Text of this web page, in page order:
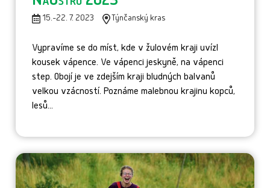
15.-22. 7. 2023 Týnčanský kras
Vypravíme se do míst, kde v žulovém kraji uvízl
kousek vápence. Ve vápenci jeskyně, na vápenci
step. Obojí je ve zdejším kraji bludných balvanů
velkou vzácností. Poznáme malebnou krajinu kopců,
lesů...